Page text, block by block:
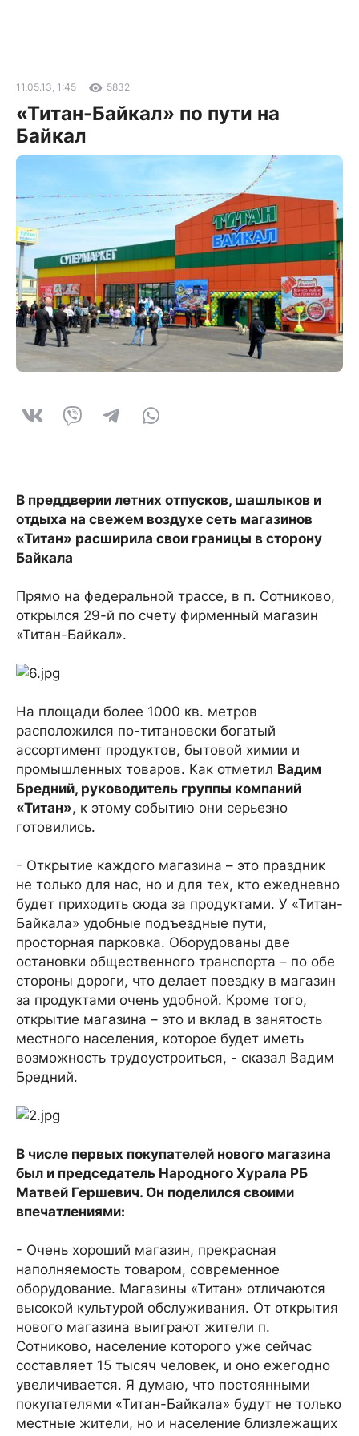
11.05.13, 1:45 5832
«Титан-Байкал» по пути на
Байкал
В преддверии летних отпусков, шашлыков и
отдыха на свежем воздухе сеть магазинов
«Титан» расширила свои границы в сторону
Байкала
Прямо на федеральной трассе, в п. Сотниково,
открылся 29-й по счету фирменный магазин
«Титан-Байкал».
На площади более 1000 кв. метров
расположился по-титановски богатый
ассортимент продуктов, бытовой химии и
промышленных товаров. Как отметил Вадим
Бредний, руководитель группы компаний
«Титан», к этому событию они серьезно
готовились.
- Открытие каждого магазина – это праздник
не только для нас, но и для тех, кто ежедневно
будет приходить сюда за продуктами. У «Титан-
Байкала» удобные подъездные пути,
просторная парковка. Оборудованы две
остановки общественного транспорта – по обе
стороны дороги, что делает поездку в магазин
за продуктами очень удобной. Кроме того,
открытие магазина – это и вклад в занятость
местного населения, которое будет иметь
возможность трудоустроиться, - сказал Вадим
Бредний.
В числе первых покупателей нового магазина
был и председатель Народного Хурала РБ
Матвей Гершевич. Он поделился своими
впечатлениями:
- Очень хороший магазин, прекрасная
наполняемость товаром, современное
оборудование. Магазины «Титан» отличаются
высокой культурой обслуживания. От открытия
нового магазина выиграют жители п.
Сотниково, население которого уже сейчас
составляет 15 тысяч человек, и оно ежегодно
увеличивается. Я думаю, что постоянными
покупателями «Титан-Байкала» будут не только
местные жители, но и население близлежащих